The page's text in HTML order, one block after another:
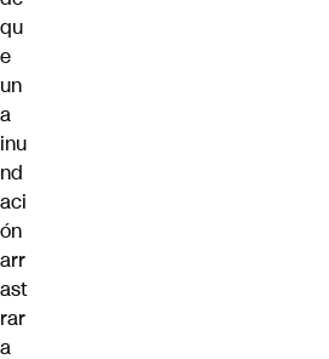
qu
e
un
a
inu
nd
aci
ón
arr
ast
rar
a